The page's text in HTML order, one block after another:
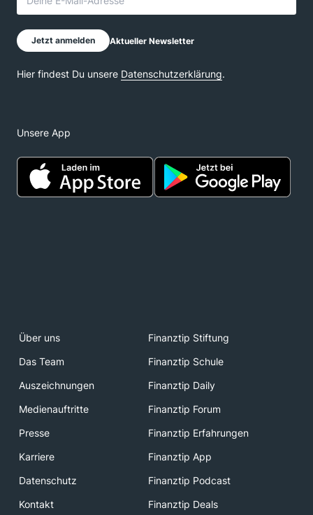
Unsere App
Über uns
Finanztip Stiftung
Das Team
Finanztip Schule
Auszeichnungen
Finanztip Daily
Medienauftritte
Finanztip Forum
Presse
Finanztip Erfahrungen
Karriere
Finanztip App
Datenschutz
Finanztip Podcast
Kontakt
Finanztip Deals